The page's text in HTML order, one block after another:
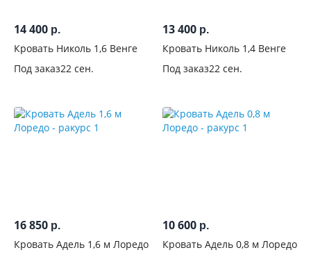
14 400 р.
Кровать Николь 1,6 Венге
Под заказ22 сен.
13 400 р.
Кровать Николь 1,4 Венге
Под заказ22 сен.
16 850 р.
Кровать Адель 1,6 м Лоредо
10 600 р.
Кровать Адель 0,8 м Лоредо